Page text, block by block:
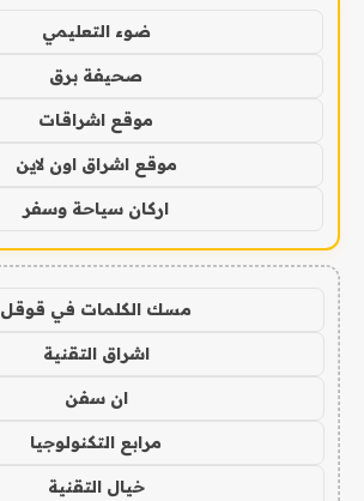
ضوء التعليمي
صحيفة برق
موقع اشراقات
موقع اشراق اون لاين
اركان سياحة وسفر
مسك الكلمات في قوقل
اشراق التقنية
ان سفن
مرابع التكنولوجيا
خيال التقنية